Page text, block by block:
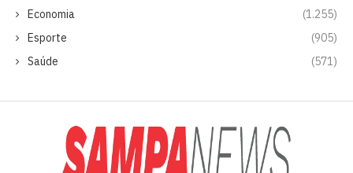
Economia
(1.255)
Esporte
(905)
Saúde
(571)